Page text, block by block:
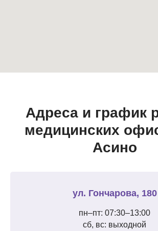
Адреса и график
медицинских
Асино
ул. Гончарова, 180
пн–пт: 07:30–13:00
сб, вс: выходной